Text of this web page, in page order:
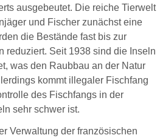
ausgebeutet. Die reiche Tierwelt
und Fischer zunächst eine
die Bestände fast bis zur
reduziert. Seit 1938 sind die Inseln
was den Raubbau an der Natur
kommt illegaler Fischfang
des Fischfangs in der
sehr schwer ist.
Verwaltung der französischen